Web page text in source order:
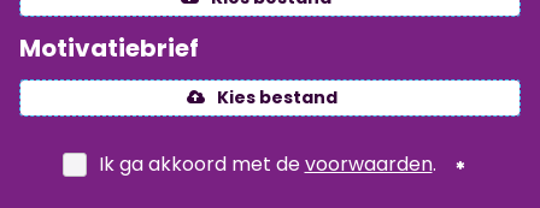
Motivatiebrief
Kies bestand
Ik ga akkoord met devoorwaarden.